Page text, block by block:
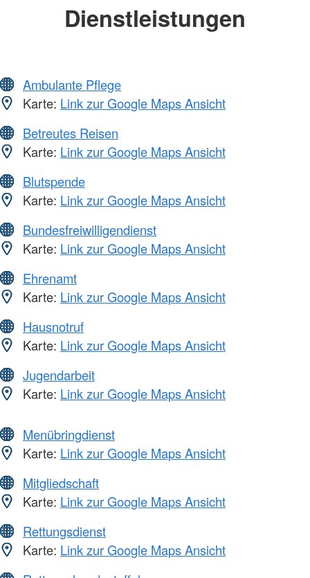
Dienstleistungen
Ambulante Pflege
Karte: Link zur Google Maps Ansicht
Betreutes Reisen
Karte: Link zur Google Maps Ansicht
Blutspende
Karte: Link zur Google Maps Ansicht
Bundesfreiwilligendienst
Karte: Link zur Google Maps Ansicht
Ehrenamt
Karte: Link zur Google Maps Ansicht
Hausnotruf
Karte: Link zur Google Maps Ansicht
Jugendarbeit
Karte: Link zur Google Maps Ansicht
Menübringdienst
Karte: Link zur Google Maps Ansicht
Mitgliedschaft
Karte: Link zur Google Maps Ansicht
Rettungsdienst
Karte: Link zur Google Maps Ansicht